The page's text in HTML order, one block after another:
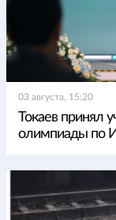
03 августа, 15:20
Токаев принял
олимпиады по